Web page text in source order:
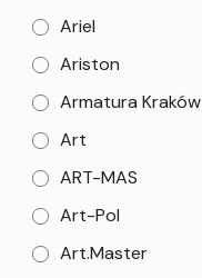
Ariel
Ariston
Armatura Kraków
Art
ART-MAS
Art-Pol
Art.Master